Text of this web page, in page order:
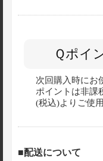
Ｑポイ
次回購入時にお
ポイントは非課
(税込)よりご使
■配送について